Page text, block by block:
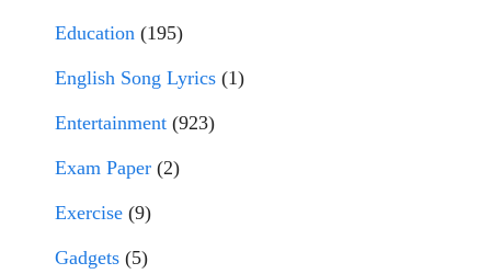
Education (195)
English Song Lyrics (1)
Entertainment (923)
Exam Paper (2)
Exercise (9)
Gadgets (5)